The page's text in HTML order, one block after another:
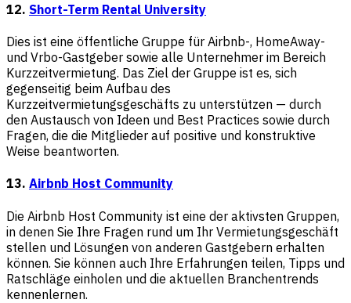
12. Short-Term Rental University
Dies ist eine öffentliche Gruppe für Airbnb-, HomeAway-
und Vrbo-Gastgeber sowie alle Unternehmer im Bereich
Kurzzeitvermietung. Das Ziel der Gruppe ist es, sich
gegenseitig beim Aufbau des
Kurzzeitvermietungsgeschäfts zu unterstützen — durch
den Austausch von Ideen und Best Practices sowie durch
Fragen, die die Mitglieder auf positive und konstruktive
Weise beantworten.
13. Airbnb Host Community
Die Airbnb Host Community ist eine der aktivsten Gruppen,
in denen Sie Ihre Fragen rund um Ihr Vermietungsgeschäft
stellen und Lösungen von anderen Gastgebern erhalten
können. Sie können auch Ihre Erfahrungen teilen, Tipps und
Ratschläge einholen und die aktuellen Branchentrends
kennenlernen.